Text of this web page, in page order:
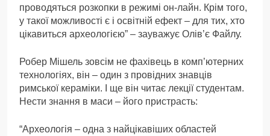
проводяться розкопки в режимі он-лайн. Крім того,
у такої можливості є і освітній ефект – для тих, хто
цікавиться археологією” – зауважує Олів’є Файлу.
Робер Мішель зовсім не фахівець в комп’ютерних
технологіях, він – один з провідних знавців
римської кераміки. І ще він читає лекції студентам.
Нести знання в маси – його пристрасть:
“Археологія – одна з найцікавіших областей